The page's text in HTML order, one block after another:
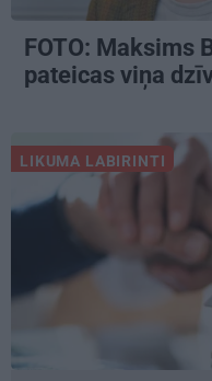
FOTO: Maksims
pateicas viņa
LIKUMA LABIRINTI